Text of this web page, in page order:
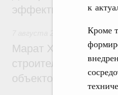
к
Кроме
эффективность
Экономика
Марат Хуснуллин:
строительство и
объектов